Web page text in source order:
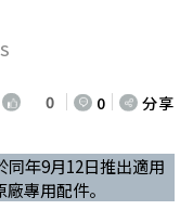
0 0 分享
同年9月12日推出適用
專用配件。